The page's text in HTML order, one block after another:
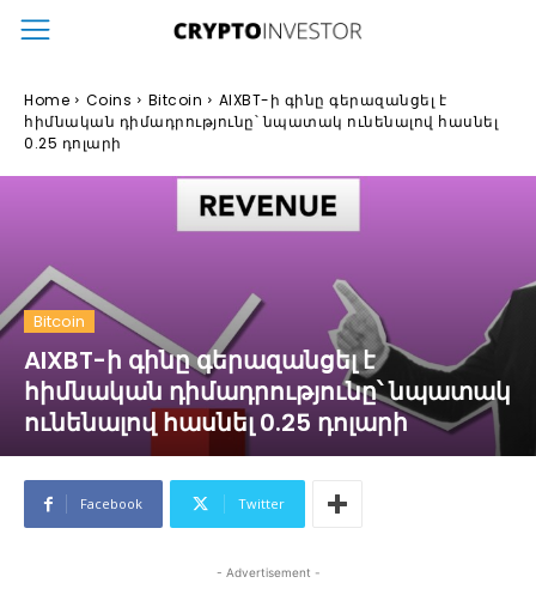
Home Coins Bitcoin
AIXBT-ի գինը գերազանցել է
հիմնական դիմադրությունը՝ նպատակ ունենալով հասնել
0.25 դոլարի
Bitcoin
AIXBT-ի գինը գերազանցել է
հիմնական դիմադրությունը՝ նպատակ
ունենալով հասնել 0.25 դոլարի
Facebook Twitter
- Advertisement -